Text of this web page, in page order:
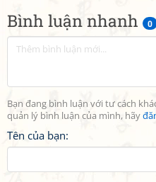
Bình luận nhanh 0
Bạn đang bình luận với tư cách
quản lý bình luận của mình, hãy
Tên của bạn: